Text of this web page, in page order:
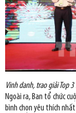
Vinh danh, trao giải Top
Ngoài ra, Ban tổ chức
bình chọn yêu thích